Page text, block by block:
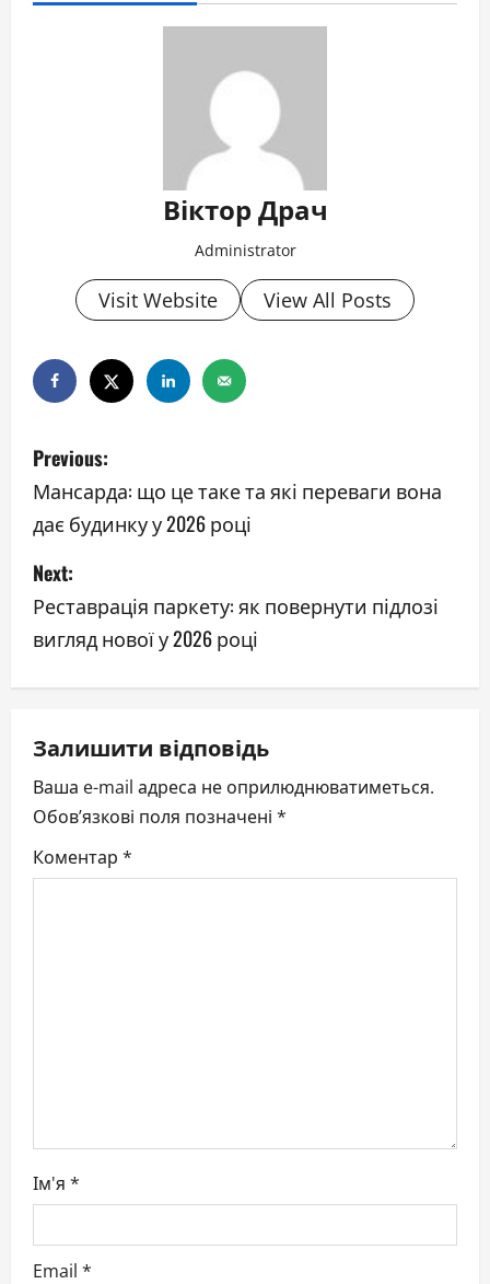
Віктор Драч
Administrator
Visit Website View All Posts
P
o
s
t
n
a
i
g
a
Previous:
Мансарда: що це таке та які переваги вона
дає будинку у 2026 році
Next:
Реставрація паркету: як повернути підлозі
вигляд нової у 2026 році
Залишити відповідь
Ваша e-mail адреса не оприлюднюватиметься.
Обов’язкові поля позначені *
Коментар *
Ім'я *
Email *